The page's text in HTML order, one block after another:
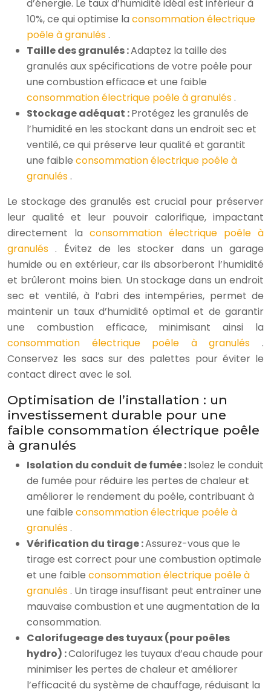
d’énergie. Le taux d’humidité idéal est inférieur à
10%, ce qui optimise la consommation électrique
poêle à granulés.
Taille des granulés :Adaptez la taille des
granulés aux spécifications de votre poêle pour
une combustion efficace et une faible
consommation électrique poêle à granulés.
Stockage adéquat :Protégez les granulés de
l’humidité en les stockant dans un endroit sec et
ventilé, ce qui préserve leur qualité et garantit
une faible consommation électrique poêle à
granulés.
Le stockage des granulés est crucial pour préserver
leur qualité et leur pouvoir calorifique, impactant
directement la consommation électrique poêle à
granulés. Évitez de les stocker dans un garage
humide ou en extérieur, car ils absorberont l’humidité
et brûleront moins bien. Un stockage dans un endroit
sec et ventilé, à l’abri des intempéries, permet de
maintenir un taux d’humidité optimal et de garantir
une combustion efficace, minimisant ainsi la
consommation électrique poêle à granulés .
Conservez les sacs sur des palettes pour éviter le
contact direct avec le sol.
Optimisation de l’installation : un
investissement durable pour une
faible consommation électrique poêle
à granulés
Isolation du conduit de fumée :Isolez le conduit
de fumée pour réduire les pertes de chaleur et
améliorer le rendement du poêle, contribuant à
une faible consommation électrique poêle à
granulés.
Vérification du tirage :Assurez-vous que le
tirage est correct pour une combustion optimale
et une faible consommation électrique poêle à
granulés. Un tirage insuffisant peut entraîner une
mauvaise combustion et une augmentation de la
consommation.
Calorifugeage des tuyaux (pour poêles
hydro) :Calorifugez les tuyaux d’eau chaude pour
minimiser les pertes de chaleur et améliorer
l’efficacité du système de chauffage, réduisant la